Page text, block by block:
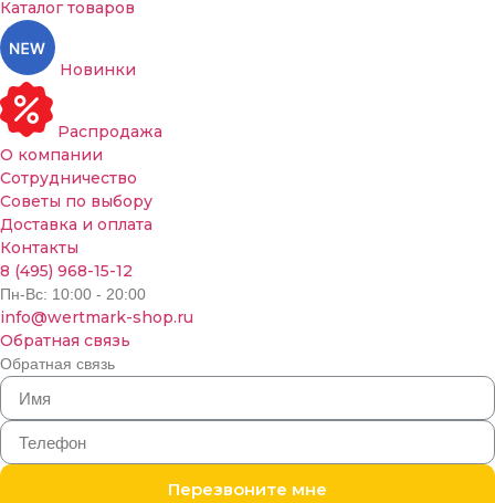
Каталог товаров
Новинки
Распродажа
О компании
Сотрудничество
Советы по выбору
Доставка и оплата
Контакты
8 (495) 968-15-12
Пн-Вс: 10:00 - 20:00
info@wertmark-shop.ru
Обратная связь
Обратная связь
Перезвоните мне